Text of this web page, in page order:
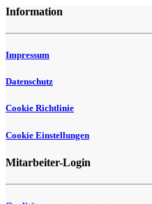
Information
Impressum
Datenschutz
Cookie Richtlinie
Cookie Einstellungen
Mitarbeiter-Login